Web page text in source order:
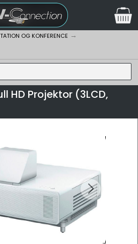
OG KONFERENCE
HD Projektor (3LCD,